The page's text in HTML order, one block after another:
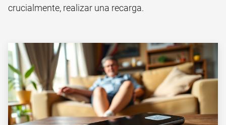
crucialmente, realizar una recarga.